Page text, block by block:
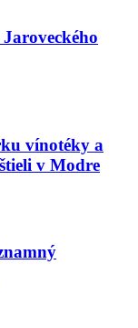
vínotéky a
v Modre